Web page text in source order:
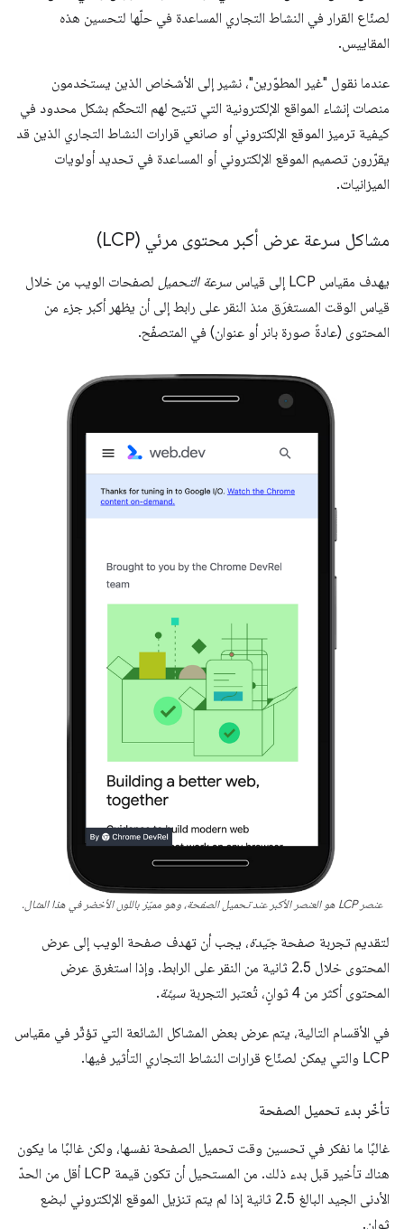
لصنّاع القرار في النشاط التجاري المساعدة في حلّها لتحسين هذه
المقاييس.
عندما نقول "غير المطوّرين"، نشير إلى الأشخاص الذين يستخدمون
منصات إنشاء المواقع الإلكترونية التي تتيح لهم التحكّم بشكل محدود في
كيفية ترميز الموقع الإلكتروني أو صانعي قرارات النشاط التجاري الذين قد
يقرّرون تصميم الموقع الإلكتروني أو المساعدة في تحديد أولويات
الميزانيات.
مشاكل سرعة عرض أكبر محتوى مرئي (LCP)
يهدف مقياس LCP إلى قياس سرعة التحميل لصفحات الويب من خلال
قياس الوقت المستغرَق منذ النقر على رابط إلى أن يظهر أكبر جزء من
المحتوى (عادةً صورة بانر أو عنوان) في المتصفّح.
عنصر LCP هو العنصر الأكبر عند تحميل الصفحة، وهو مميّز باللون الأخضر في هذا المثال.
لتقديم تجربة صفحة جيّدة، يجب أن تهدف صفحة الويب إلى عرض
المحتوى خلال 2.5 ثانية من النقر على الرابط. وإذا استغرق عرض
المحتوى أكثر من 4 ثوانٍ، تُعتبر التجربة
سيئة.
في الأقسام التالية، يتم عرض بعض المشاكل الشائعة التي تؤثّر في مقياس
LCP والتي يمكن لصنّاع قرارات النشاط التجاري التأثير فيها.
تأخّر بدء تحميل الصفحة
غالبًا ما نفكر في تحسين وقت تحميل الصفحة نفسها، ولكن غالبًا ما يكون
هناك تأخير قبل بدء ذلك. من المستحيل أن تكون قيمة LCP أقل من الحدّ
الأدنى الجيد البالغ 2.5 ثانية إذا لم يتم تنزيل الموقع الإلكتروني لبضع
ثوانٍ.